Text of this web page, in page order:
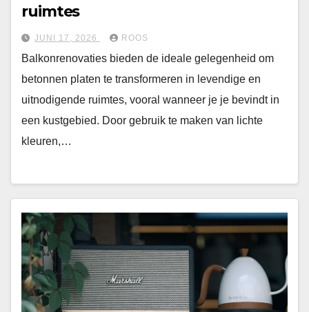
ruimtes
JUNI 17, 2026 ROOS
Balkonrenovaties bieden de ideale gelegenheid om
betonnen platen te transformeren in levendige en
uitnodigende ruimtes, vooral wanneer je je bevindt in
een kustgebied. Door gebruik te maken van lichte
kleuren,…